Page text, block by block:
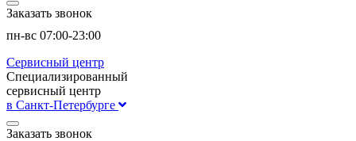
Заказать звонок
пн-вс 07:00-23:00
Сервисный центр
Специализированный
сервисный центр
в Санкт-Петербурге
Заказать звонок